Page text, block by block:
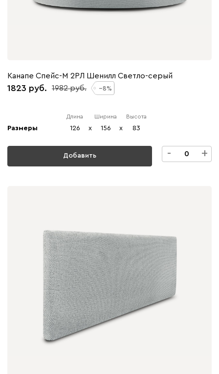
Канапе Спейс-М 2РЛ Шенилл Светло-серый
1823 1982 8
Размеры
Длина
126 x
Ширина
156 x
Высота
83
Добавить - +